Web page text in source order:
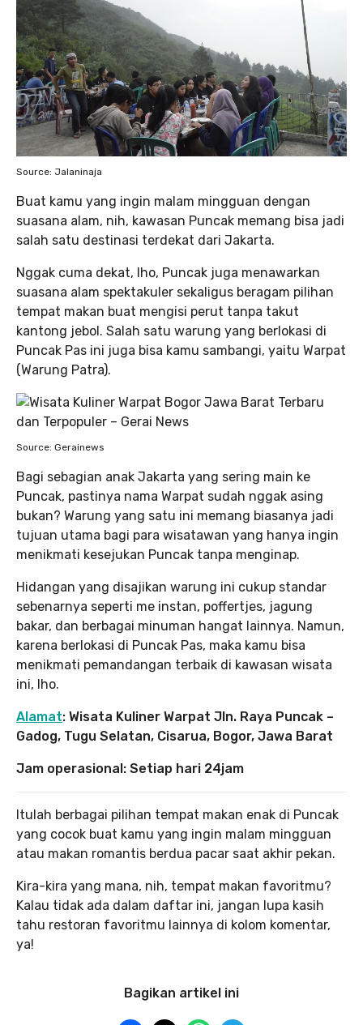
Source: Jalaninaja
Buat kamu yang ingin malam mingguan dengan
suasana alam, nih, kawasan Puncak memang bisa jadi
salah satu destinasi terdekat dari Jakarta.
Nggak cuma dekat, lho, Puncak juga menawarkan
suasana alam spektakuler sekaligus beragam pilihan
tempat makan buat mengisi perut tanpa takut
kantong jebol. Salah satu warung yang berlokasi di
Puncak Pas ini juga bisa kamu sambangi, yaitu Warpat
(Warung Patra).
Source: Gerainews
Bagi sebagian anak Jakarta yang sering main ke
Puncak, pastinya nama Warpat sudah nggak asing
bukan? Warung yang satu ini memang biasanya jadi
tujuan utama bagi para wisatawan yang hanya ingin
menikmati kesejukan Puncak tanpa menginap.
Hidangan yang disajikan warung ini cukup standar
sebenarnya seperti me instan, poffertjes, jagung
bakar, dan berbagai minuman hangat lainnya. Namun,
karena berlokasi di Puncak Pas, maka kamu bisa
menikmati pemandangan terbaik di kawasan wisata
ini, lho.
Alamat: Wisata Kuliner Warpat Jln. Raya Puncak –
Gadog, Tugu Selatan, Cisarua, Bogor, Jawa Barat
Jam operasional: Setiap hari 24jam
Itulah berbagai pilihan tempat makan enak di Puncak
yang cocok buat kamu yang ingin malam mingguan
atau makan romantis berdua pacar saat akhir pekan.
Kira-kira yang mana, nih, tempat makan favoritmu?
Kalau tidak ada dalam daftar ini, jangan lupa kasih
tahu restoran favoritmu lainnya di kolom komentar,
ya!
Bagikan artikel ini